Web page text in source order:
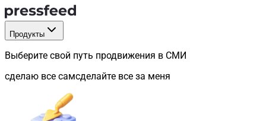
Продукты
Выберите свой путь продвижения в СМИ
сделаю все самсделайте все за меня